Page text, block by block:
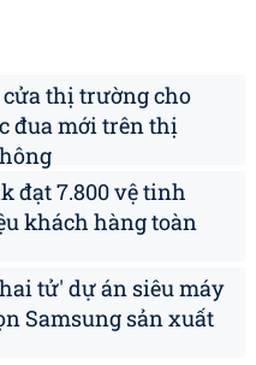
thị trường cho
đua mới trên thị
đạt 7.800 vệ tinh
khách hàng toàn
tử' dự án siêu máy
Samsung sản xuất